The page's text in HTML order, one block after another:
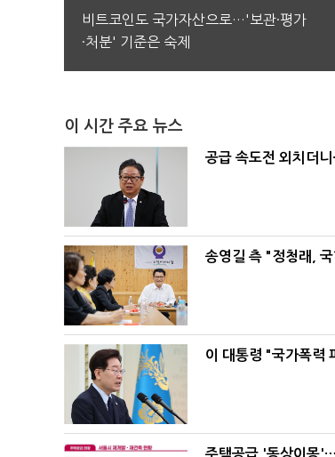
비트코인도 국가자산으로…'보관·평가
·처분' 기준은 숙제
이 시간 주요 뉴스
공급 속도전 외치더
송영길 측 "정청래,
이 대통령 "국가폭력
주택공급 '동상이몽